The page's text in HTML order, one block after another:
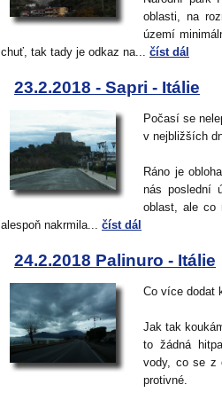
oblasti, na
území
chuť, tak tady je odkaz na... číst dál
23.2.2018 - Sapri - Itálie
Počasí se
v nejbližších
Ráno je
nás poslední
oblast, ale co
alespoň nakrmila... číst dál
24.2.2018 Palinuro - Itálie
Co více dodat
Jak tak
to žádná
vody, co se z
protivné.